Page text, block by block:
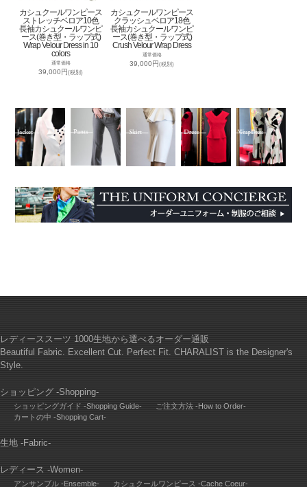
カシュクールワンピース
ストレッチベロア10色
長袖カシュクールワンピ
ース(巻き型・ラップ式)
Wrap Velour Dress in 10
colors
通常価格
39,000円(税別)
カシュクールワンピース
クラッシュベロア18色
長袖カシュクールワンピ
ース(巻き型・ラップ式)
Crush Velour Wrap Dress
通常価格
39,000円(税別)
レディーススーツ 1000生地から選べるオーダー通販
Beautiful Fabric. Excellent Cut. Perfect Fit. CHARALIST is the Designer's
Style.
ショッピング -Shopping-
ショッピングガイド -Shopping Guide-
ご注文方法 -How to Order-
カートの中 -Shopping Cart-
生地 -Fabric-
レディース -Women-
アンサンブル -Ensemble- カシュクールワンピース -Cache Coeur-